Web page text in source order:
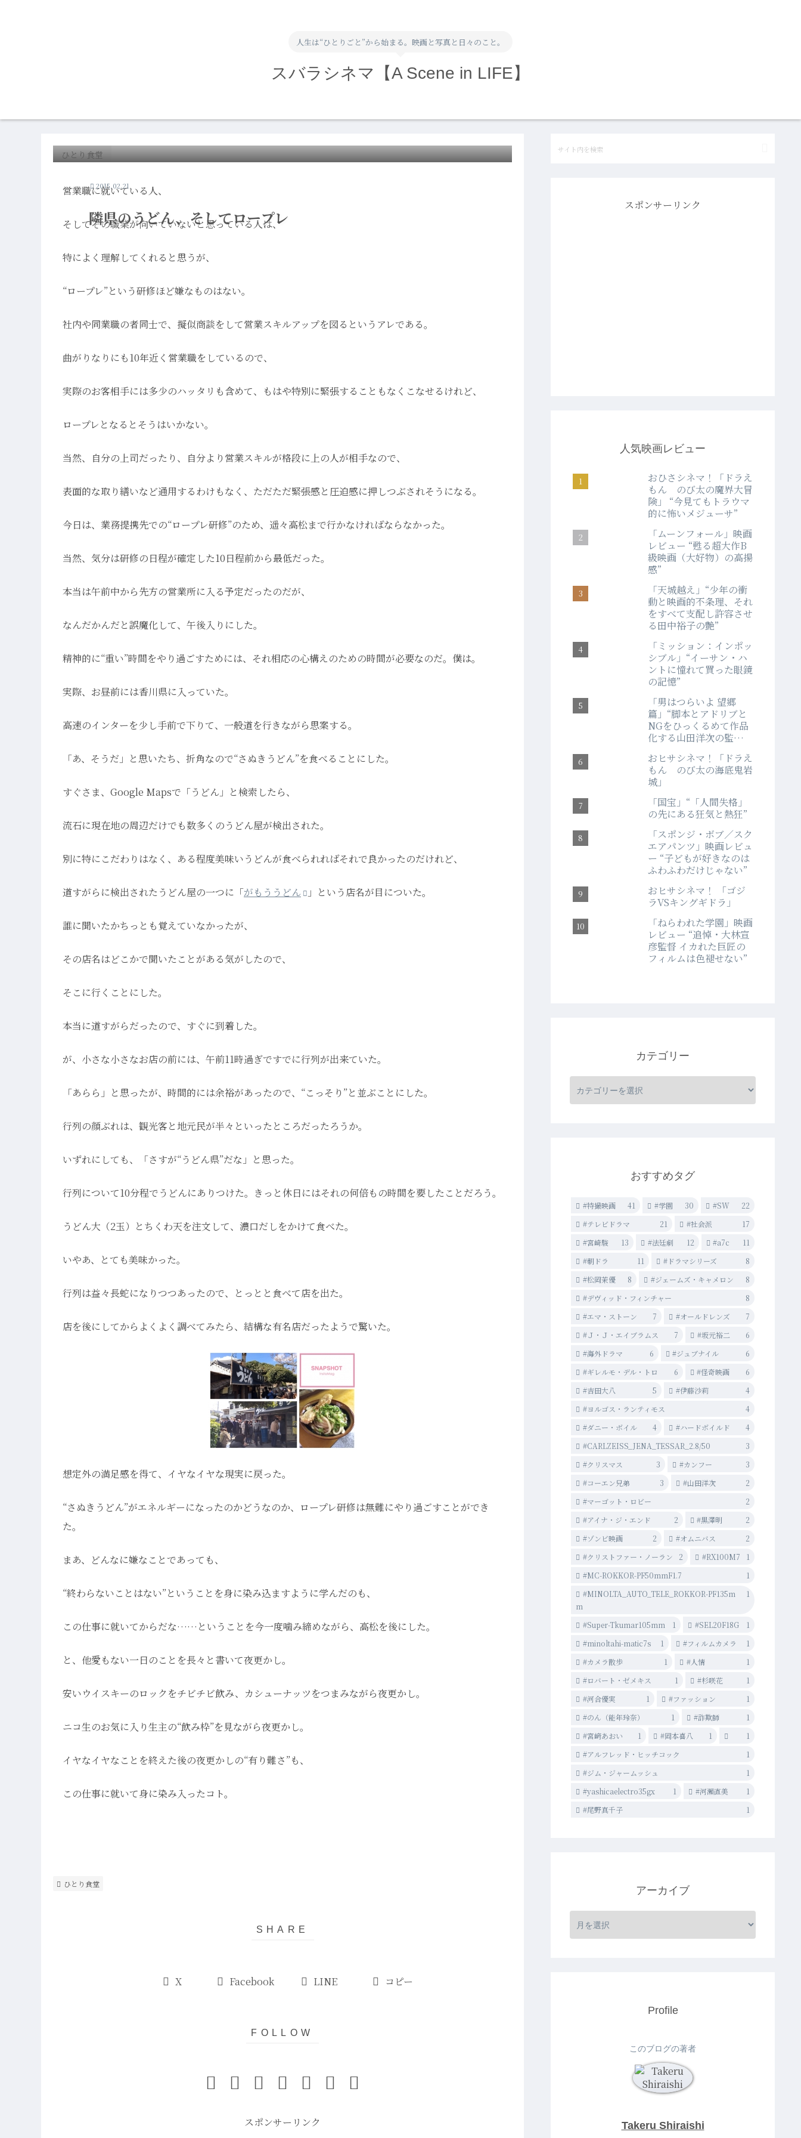
人生は“ひとりごと”から始まる。映画と写真と日々のこと。
スバラシネマ【A Scene in LIFE】
隣県のうどん、そしてロープレ
ひとり食堂
2015.02.21
営業職に就いている人、
そしてその職業が向いていないと思っている人は、
特によく理解してくれると思うが、
“ロープレ”という研修ほど嫌なものはない。
社内や同業職の者同士で、擬似商談をして営業スキルアップを図るというアレである。
曲がりなりにも10年近く営業職をしているので、
実際のお客相手には多少のハッタリも含めて、もはや特別に緊張することもなくこなせるけれど、
ロープレとなるとそうはいかない。
当然、自分の上司だったり、自分より営業スキルが格段に上の人が相手なので、
表面的な取り繕いなど通用するわけもなく、ただただ緊張感と圧迫感に押しつぶされそうになる。
今日は、業務提携先での“ロープレ研修”のため、遥々高松まで行かなければならなかった。
当然、気分は研修の日程が確定した10日程前から最低だった。
本当は午前中から先方の営業所に入る予定だったのだが、
なんだかんだと誤魔化して、午後入りにした。
精神的に“重い”時間をやり過ごすためには、それ相応の心構えのための時間が必要なのだ。僕は。
実際、お昼前には香川県に入っていた。
高速のインターを少し手前で下りて、一般道を行きながら思案する。
「あ、そうだ」と思いたち、折角なので“さぬきうどん”を食べることにした。
すぐさま、Google Mapsで「うどん」と検索したら、
流石に現在地の周辺だけでも数多くのうどん屋が検出された。
別に特にこだわりはなく、ある程度美味いうどんが食べられればそれで良かったのだけれど、
道すがらに検出されたうどん屋の一つに「がもううどん 」という店名が目についた。
誰に聞いたかちっとも覚えていなかったが、
その店名はどこかで聞いたことがある気がしたので、
そこに行くことにした。
本当に道すがらだったので、すぐに到着した。
が、小さな小さなお店の前には、午前11時過ぎですでに行列が出来ていた。
「あらら」と思ったが、時間的には余裕があったので、“こっそり”と並ぶことにした。
行列の顔ぶれは、観光客と地元民が半々といったところだったろうか。
いずれにしても、「さすが“うどん県”だな」と思った。
行列について10分程でうどんにありつけた。きっと休日にはそれの何倍もの時間を要したことだろう。
うどん大（2玉）とちくわ天を注文して、濃口だしをかけて食べた。
いやあ、とても美味かった。
行列は益々長蛇になりつつあったので、とっとと食べて店を出た。
店を後にしてからよくよく調べてみたら、結構な有名店だったようで驚いた。
想定外の満足感を得て、イヤなイヤな現実に戻った。
“さぬきうどん”がエネルギーになったのかどうなのか、ロープレ研修は無難にやり過ごすことができ
た。
まあ、どんなに嫌なことであっても、
“終わらないことはない”ということを身に染み込ますように学んだのも、
この仕事に就いてからだな……ということを今一度噛み締めながら、高松を後にした。
と、他愛もない一日のことを長々と書いて夜更かし。
安いウイスキーのロックをチビチビ飲み、カシューナッツをつまみながら夜更かし。
ニコ生のお気に入り生主の“飲み枠”を見ながら夜更かし。
イヤなイヤなことを終えた後の夜更かしの“有り難さ”も、
この仕事に就いて身に染み入ったコト。
ひとり食堂
X Facebook LINE コピー
スポンサーリンク
スポンサーリンク
人気映画レビュー
おひさシネマ！「ドラえ
もん のび太の魔界大冒
険」 “今見てもトラウマ
的に怖いメジューサ”
「ムーンフォール」映画
レビュー “甦る超大作B
級映画（大好物）の高揚
感”
「天城越え」“少年の衝
動と映画的不条理、それ
をすべて支配し許容させ
る田中裕子の艶”
「ミッション：インポッ
シブル」“イーサン・ハ
ントに憧れて買った眼鏡
の記憶”
「男はつらいよ 望郷
篇」“脚本とアドリブと
NGをひっくるめて作品
化する山田洋次の監督
おヒサシネマ！「ドラえ
もん のび太の海底鬼岩
城」
「国宝」“「人間失格」
の先にある狂気と熱狂”
「スポンジ・ボブ／スク
エアパンツ」映画レビュ
ー “子どもが好きなのは
ふわふわだけじゃない”
おヒサシネマ！ 「ゴジ
ラVSキングギドラ」
「ねらわれた学園」映画
レビュー “追悼・大林宣
彦監督 イカれた巨匠の
フィルムは色褪せない”
カテゴリー
おすすめタグ
#特撮映画 41 #学園 30 #SW
22
#テレビドラマ
21 #社会派
17
#宮崎駿
13 #法廷劇 12 #a7c
11
#朝ドラ
11 #ドラマシリーズ
8
#松岡茉優
8 #ジェームズ・キャメロン
8
#デヴィッド・フィンチャー
8
#エマ・ストーン
7 #オールドレンズ
7
#Ｊ・Ｊ・エイブラムス
7 #坂元裕二
6
#海外ドラマ
6 #ジュブナイル
6
#ギレルモ・デル・トロ
6 #怪奇映画
6
#吉田大八
5 #伊藤沙莉
4
#ヨルゴス・ランティモス
4
#ダニー・ボイル
4 #ハードボイルド
4
#CARLZEISS_JENA_TESSAR_2.8/50
3
#クリスマス
3 #カンフー
3
#コーエン兄弟
3 #山田洋次
2
#マーゴット・ロビー
2
#アイナ・ジ・エンド
2 #黒澤明
2
#ゾンビ映画
2 #オムニバス
2
#クリストファー・ノーラン
2 #RX100M7
1
#MC-ROKKOR-PF50mmF1.7
1
#MINOLTA_AUTO_TELE_ROKKOR-PF135m
m
1
#Super-Tkumar105mm 1 #SEL20F18G
1
#minoltahi-matic7s
1 #フィルムカメラ
1
#カメラ散歩
1 #人情
1
#ロバート・ゼメキス
1 #杉咲花
1
#河合優実
1 #ファッション
1
#のん（能年玲奈）
1 #詐欺師
1
#宮﨑あおい
1 #岡本喜八 1
1
#アルフレッド・ヒッチコック
1
#ジム・ジャームッシュ
1
#yashicaelectro35gx
1 #河瀨直美
1
#尾野真千子
1
アーカイブ
Profile
このブログの著者
Takeru Shiraishi